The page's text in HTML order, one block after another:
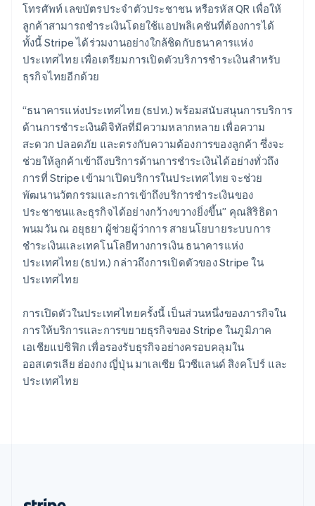
โทรศัพท์ เลขบัตรประจําตัวประชาชน หรือรหัส QR เพื่อให้
ลูกค้าสามารถชําระเงินโดยใช้แอปพลิเคชันที่ต้องการได้
ทั้งนี้ Stripe ได้ร่วมงานอย่างใกล้ชิดกับธนาคารแห่ง
ประเทศไทย เพื่อเตรียมการเปิดตัวบริการชําระเงินสําหรับ
ธุรกิจไทยอีกด้วย
“ธนาคารแห่งประเทศไทย (ธปท.) พร้อมสนับสนุนการบริการ
ด้านการชำระเงินดิจิทัลที่มีความหลากหลาย เพื่อความ
สะดวก ปลอดภัย และตรงกับความต้องการของลูกค้า ซึ่งจะ
ช่วยให้ลูกค้าเข้าถึงบริการด้านการชำระเงินได้อย่างทั่วถึง
การที่ Stripe เข้ามาเปิดบริการในประเทศไทย จะช่วย
พัฒนานวัตกรรมและการเข้าถึงบริการชำระเงินของ
ประชาชนและธุรกิจได้อย่างกว้างขวางยิ่งขึ้น” คุณสิริธิดา
พนมวัน ณ อยุธยา ผู้ช่วยผู้ว่าการ สายนโยบายระบบการ
ชำระเงินและเทคโนโลยีทางการเงิน ธนาคารแห่ง
ประเทศไทย (ธปท.) กล่าวถึงการเปิดตัวของ Stripe ใน
ประเทศไทย
การเปิดตัวในประเทศไทยครั้งนี้ เป็นส่วนหนึ่งของภารกิจใน
การให้บริการและการขยายธุรกิจของ Stripe ในภูมิภาค
เอเชียแปซิฟิก เพื่อรองรับธุรกิจอย่างครอบคลุมใน
ออสเตรเลีย ฮ่องกง ญี่ปุ่น มาเลเซีย นิวซีแลนด์ สิงคโปร์ และ
ประเทศไทย
Polen
English
Portugal
Português English
Rumänien
English
SvenskaEnglish
Schweiz
DeutschFrançais ItalianoEnglish
Singapur
English简体中文
Slowakei
English
Slowenien
English Italiano
Sonderverwaltungsregion Hongkong,
China
English 简体中文
Spanien
Thailand
ไทย English
Tschechische Republik
English
Ungarn
English